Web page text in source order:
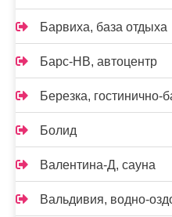
Барвиха, база отдыха
Барс-НВ, автоцентр
Березка, гостинично-
Болид
Валентина-Д, сауна
Вальдивия, водно-